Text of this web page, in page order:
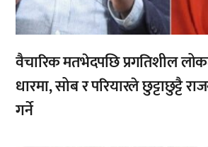
वैचारिक मतभेदपछि प्रगतिशील
धारमा, सोब र परियारले छुट्टाछुट्टै
गर्ने